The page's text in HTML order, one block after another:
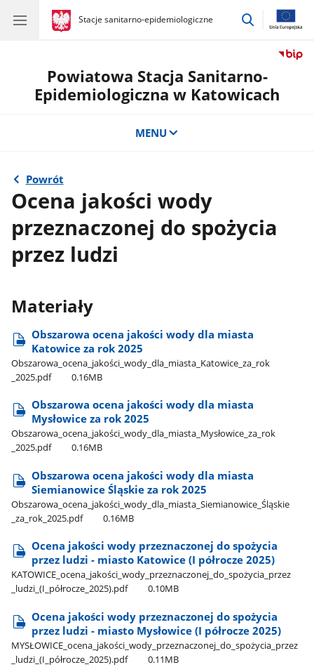
gov.pl
Stacje sanitarno-epidemiologiczne
gov.pl
Stacje
przejdź
Powiatowa Stacja Sanitarno-
Epidemiologiczna w Katowicach
MENU
Powrót
Ocena jakości wody
przeznaczonej do spożycia
przez ludzi
Materiały
Obszarowa ocena jakości wody dla miasta
Katowice za rok 2025
Obszarowa​_ocena​_jakości​_wody​_dla​_miasta​_Katowice​_za​_rok​
_2025.pdf
0.16MB
Obszarowa ocena jakości wody dla miasta
Mysłowice za rok 2025
Obszarowa​_ocena​_jakości​_wody​_dla​_miasta​_Mysłowice​_za​_rok​
_2025.pdf
0.16MB
Obszarowa ocena jakości wody dla miasta
Siemianowice Śląskie za rok 2025
Obszarowa​_ocena​_jakości​_wody​_dla​_miasta​_Siemianowice​_Śląskie​
_za​_rok​_2025.pdf
0.16MB
Ocena jakości wody przeznaczonej do spożycia
przez ludzi - miasto Katowice (I półrocze 2025)
KATOWICE​_ocena​_jakości​_wody​_przeznaczonej​_do​_spożycia​_przez​
_ludzi​_(I​_półrocze​_2025).pdf
0.10MB
Ocena jakości wody przeznaczonej do spożycia
przez ludzi - miasto Mysłowice (I półrocze 2025)
MYSŁOWICE​_ocena​_jakości​_wody​_przeznaczonej​_do​_spożycia​_przez​
_ludzi​_(I​_półrocze​_2025).pdf
0.11MB